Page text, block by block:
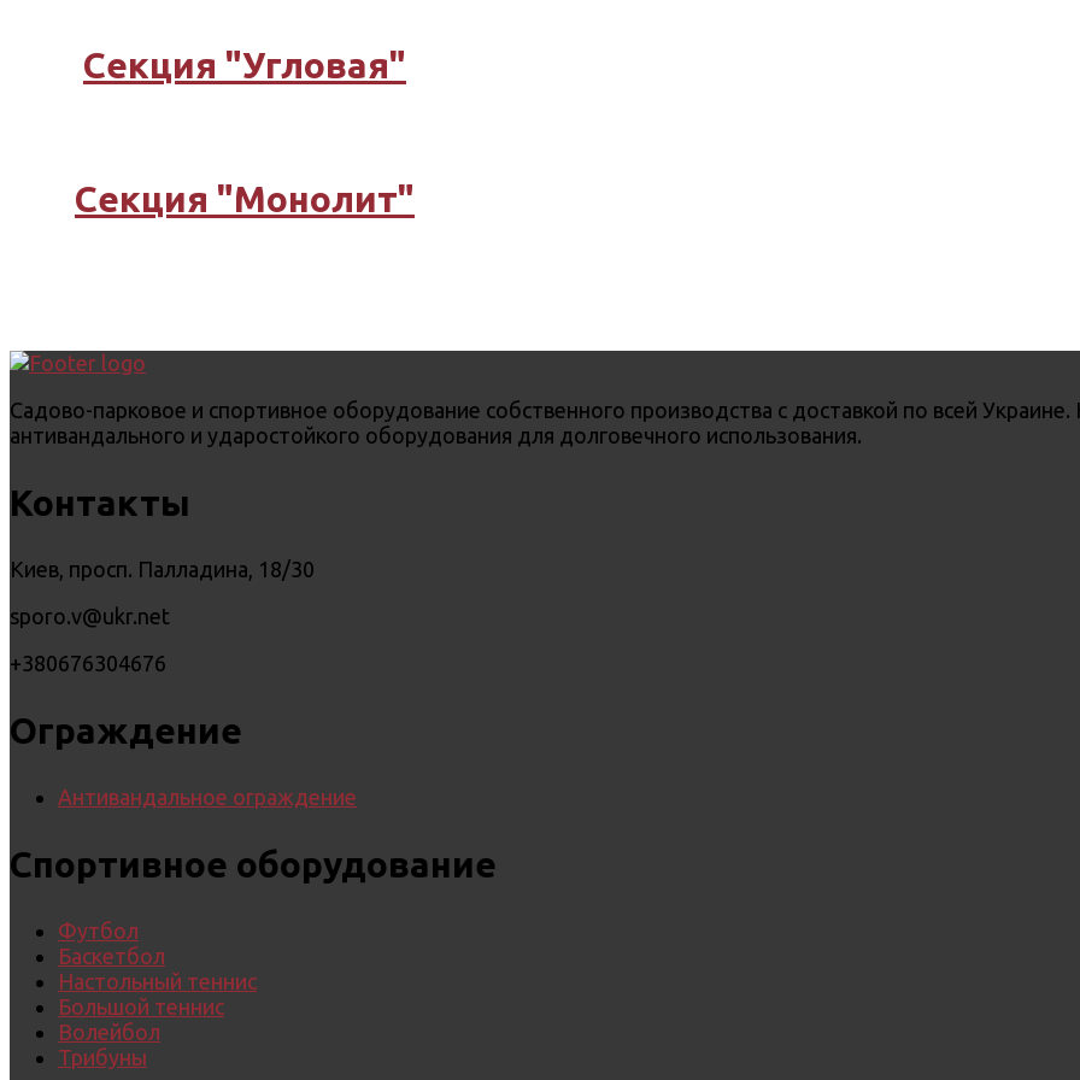
Секция "Угловая"
Секция "Монолит"
Садово-парковое и спортивное оборудование собственного производства с доставкой по всей
антивандального и ударостойкого оборудования для долговечного использования.
Контакты
Киев, просп. Палладина, 18/30
sporo.v@ukr.net
+380676304676
Ограждение
Антивандальное ограждение
Спортивное оборудование
Футбол
Баскетбол
Настольный теннис
Большой теннис
Волейбол
Трибуны